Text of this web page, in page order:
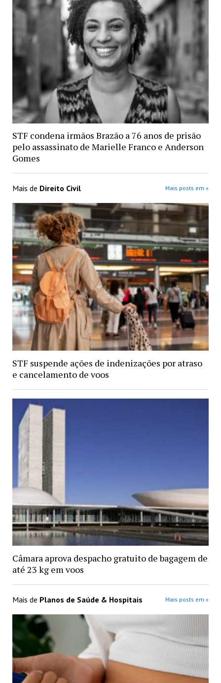
STF condena irmãos Brazão a 76 anos de prisão
pelo assassinato de Marielle Franco e Anderson
Gomes
Mais de Direito Civil Mais posts em »
STF suspende ações de indenizações por atraso
e cancelamento de voos
Câmara aprova despacho gratuito de bagagem de
até 23 kg em voos
Mais de Planos de Saúde & Hospitais Mais posts em »